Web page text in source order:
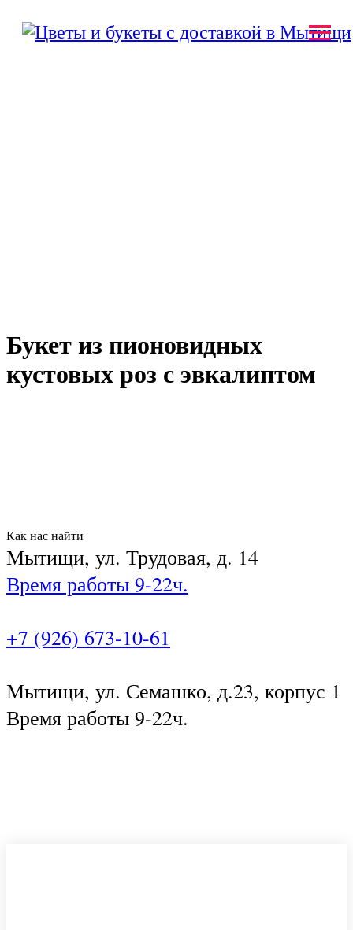
Букет из пионовидных
кустовых роз с эвкалиптом
Как нас найти
Мытищи, ул. Трудовая, д. 14
Время работы 9-22ч.
+7 (926) 673-10-61
Мытищи, ул. Семашко, д.23, корпус 1
Время работы 9-22ч.